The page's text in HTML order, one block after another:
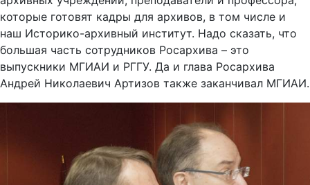
которые готовят кадры для архивов, в том числе и
наш Историко-архивный институт. Надо сказать, что
большая часть сотрудников Росархива – это
выпускники МГИАИ и РГГУ. Да и глава Росархива
Андрей Николаевич Артизов также заканчивал МГИАИ.